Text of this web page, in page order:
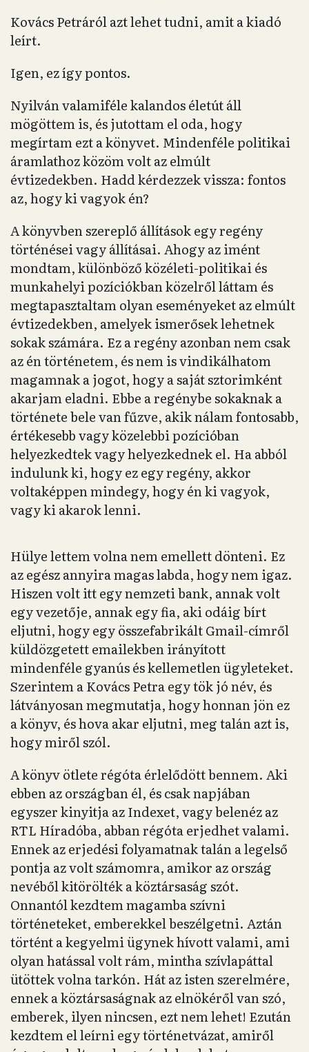
Kovács Petráról azt lehet tudni, amit a kiadó
leírt.
Igen, ez így pontos.
Nyilván valamiféle kalandos életút áll
mögöttem is, és jutottam el oda, hogy
megírtam ezt a könyvet. Mindenféle politikai
áramlathoz közöm volt az elmúlt
évtizedekben. Hadd kérdezzek vissza: fontos
az, hogy ki vagyok én?
A könyvben szereplő állítások egy regény
történései vagy állításai. Ahogy az imént
mondtam, különböző közéleti-politikai és
munkahelyi pozíciókban közelről láttam és
megtapasztaltam olyan eseményeket az elmúlt
évtizedekben, amelyek ismerősek lehetnek
sokak számára. Ez a regény azonban nem csak
az én történetem, és nem is vindikálhatom
magamnak a jogot, hogy a saját sztorimként
akarjam eladni. Ebbe a regénybe sokaknak a
története bele van fűzve, akik nálam fontosabb,
értékesebb vagy közelebbi pozícióban
helyezkedtek vagy helyezkednek el. Ha abból
indulunk ki, hogy ez egy regény, akkor
voltaképpen mindegy, hogy én ki vagyok,
vagy ki akarok lenni.
Hülye lettem volna nem emellett dönteni. Ez
az egész annyira magas labda, hogy nem igaz.
Hiszen volt itt egy nemzeti bank, annak volt
egy vezetője, annak egy fia, aki odáig bírt
eljutni, hogy egy összefabrikált Gmail-címről
küldözgetett emailekben irányított
mindenféle gyanús és kellemetlen ügyleteket.
Szerintem a Kovács Petra egy tök jó név, és
látványosan megmutatja, hogy honnan jön ez
a könyv, és hova akar eljutni, meg talán azt is,
hogy miről szól.
A könyv ötlete régóta érlelődött bennem. Aki
ebben az országban él, és csak napjában
egyszer kinyitja az Indexet, vagy belenéz az
RTL Híradóba, abban régóta erjedhet valami.
Ennek az erjedési folyamatnak talán a legelső
pontja az volt számomra, amikor az ország
nevéből kitörölték a köztársaság szót.
Onnantól kezdtem magamba szívni
történeteket, emberekkel beszélgetni. Aztán
történt a kegyelmi ügynek hívott valami, ami
olyan hatással volt rám, mintha szívlapáttal
ütöttek volna tarkón. Hát az isten szerelmére,
ennek a köztársaságnak az elnökéről van szó,
emberek, ilyen nincsen, ezt nem lehet! Ezután
kezdtem el leírni egy történetvázat, amiről